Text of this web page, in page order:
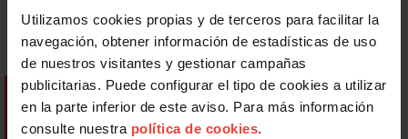
Utilizamos cookies propias y de terceros para facilitar la
navegación, obtener información de estadísticas de uso
de nuestros visitantes y gestionar campañas
publicitarias. Puede configurar el tipo de cookies a utilizar
en la parte inferior de este aviso. Para más información
consulte nuestra política de cookies.